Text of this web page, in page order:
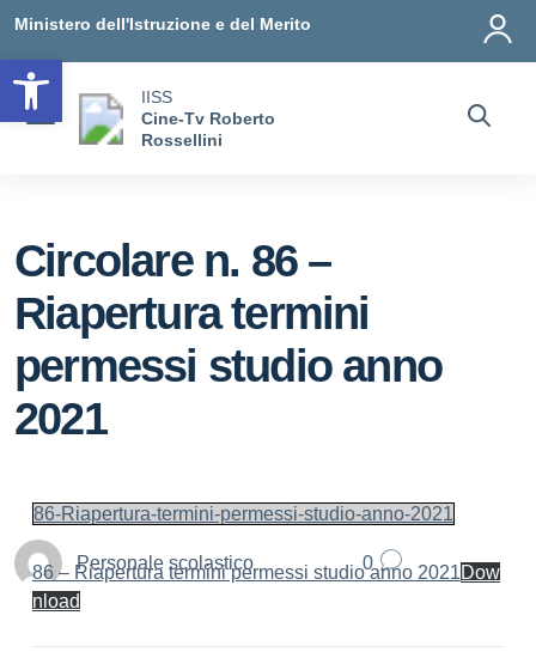
Ministero dell'Istruzione e del Merito
IISS
Cine-Tv Roberto
Rossellini
Circolare n. 86 –
Riapertura termini
permessi studio anno
2021
Personale scolastico 0
86-Riapertura-termini-permessi-studio-anno-2021
86 – Riapertura termini permessi studio anno 2021Dow
nload
Open toolbar